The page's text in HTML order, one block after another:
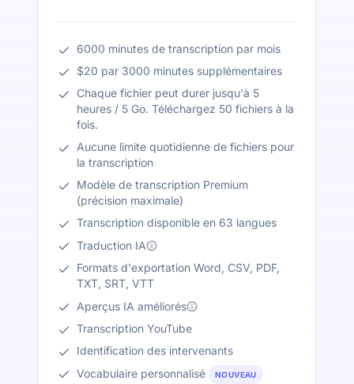
6000 minutes de transcription par mois
$20 par 3000 minutes supplémentaires
Chaque fichier peut durer jusqu'à 5
heures / 5 Go. Téléchargez 50 fichiers à la
fois.
Aucune limite quotidienne de fichiers pour
la transcription
Modèle de transcription Premium
(précision maximale)
Transcription disponible en 63 langues
Traduction IA
Formats d'exportation Word, CSV, PDF,
TXT, SRT, VTT
Aperçus IA améliorés
Transcription YouTube
Identification des intervenants
Vocabulaire personnalisé
NOUVEAU